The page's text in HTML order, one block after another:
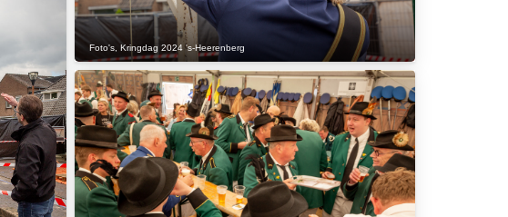
Foto's ,Kringdag 2024 's-Heerenberg